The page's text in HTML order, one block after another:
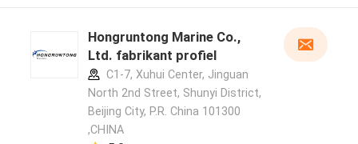
Hongruntong Marine Co.,
Ltd. fabrikant profiel
C1-7, Xuhui Center, Jinguan
North 2nd Street, Shunyi District,
Beijing City, P.R. China 101300
,CHINA